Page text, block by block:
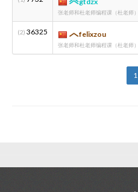
张老师和杜老师编程课（杜老师）
(2) 36325 felixzou
张老师和杜老师编程课（杜老师）
1